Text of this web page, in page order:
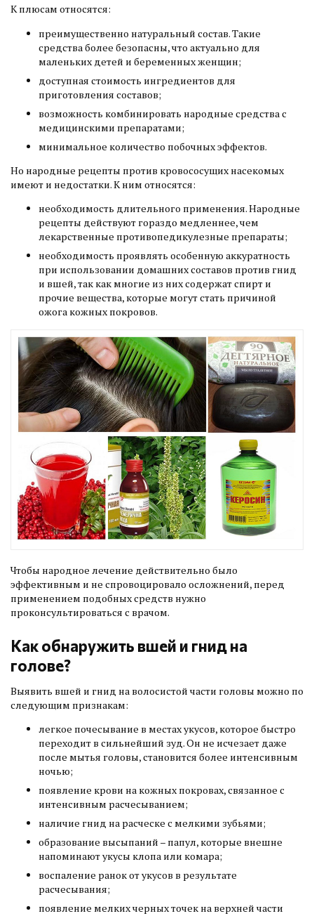
К плюсам относятся:
преимущественно натуральный состав. Такие
средства более безопасны, что актуально для
маленьких детей и беременных женщин;
доступная стоимость ингредиентов для
приготовления составов;
возможность комбинировать народные средства с
медицинскими препаратами;
минимальное количество побочных эффектов.
Но народные рецепты против кровососущих насекомых
имеют и недостатки. К ним относятся:
необходимость длительного применения. Народные
рецепты действуют гораздо медленнее, чем
лекарственные противопедикулезные препараты;
необходимость проявлять особенную аккуратность
при использовании домашних составов против гнид
и вшей, так как многие из них содержат спирт и
прочие вещества, которые могут стать причиной
ожога кожных покровов.
Чтобы народное лечение действительно было
эффективным и не спровоцировало осложнений, перед
применением подобных средств нужно
проконсультироваться с врачом.
Как обнаружить вшей и гнид на
голове?
Выявить вшей и гнид на волосистой части головы можно по
следующим признакам:
легкое почесывание в местах укусов, которое быстро
переходит в сильнейший зуд. Он не исчезает даже
после мытья головы, становится более интенсивным
ночью;
появление крови на кожных покровах, связанное с
интенсивным расчесыванием;
наличие гнид на расческе с мелкими зубьями;
образование высыпаний – папул, которые внешне
напоминают укусы клопа или комара;
воспаление ранок от укусов в результате
расчесывания;
появление мелких черных точек на верхней части